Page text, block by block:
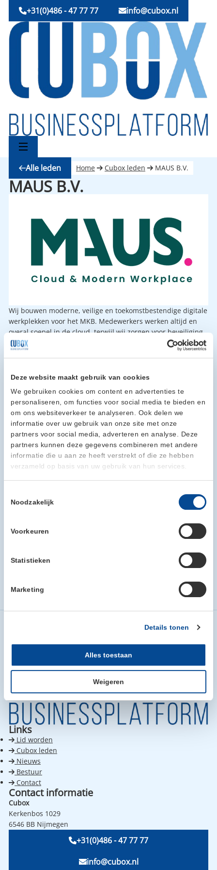
Deze website maakt gebruik van cookies
We gebruiken cookies om content en advertenties te
personaliseren, om functies voor social media te bieden en
om ons websiteverkeer te analyseren. Ook delen we
informatie over uw gebruik van onze site met onze
partners voor social media, adverteren en analyse. Deze
partners kunnen deze gegevens combineren met andere
informatie die u aan ze heeft verstrekt of die ze hebben
verzameld op basis van uw gebruik van hun services.
Noodzakelijk
Voorkeuren
Statistieken
Marketing
Details tonen
Alles toestaan
Weigeren
+31(0)486 - 47 77 77 info@cubox.nl
Alle leden Home Cubox leden MAUS B.V.
MAUS B.V.
Wij bouwen moderne, veilige en toekomstbestendige digitale
werkplekken voor het MKB. Medewerkers werken altijd en
overal soepel in de cloud, terwijl wij zorgen voor beveiliging,
beheer en continuïteit zonder gedoe.
Contactpersoon: Maurice Kouws
Telefoonnummer: 0485-782544
Links
Lid worden
Cubox leden
Nieuws
Bestuur
Contact
Contact informatie
Cubox
Kerkenbos 1029
6546 BB Nijmegen
+31(0)486 - 47 77 77
info@cubox.nl